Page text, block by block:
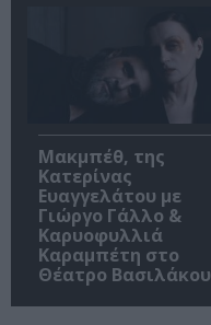
Μακμπέθ, της
Κατερίνας
Ευαγγελάτου με
Γιώργο Γάλλο &
Καρυοφυλλιά
Καραμπέτη στο
Θέατρο Βασιλάκου